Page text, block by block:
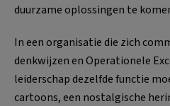
duurzame oplossingen te
In een organisatie die zich
denkwijzen en Operationele
leiderschap dezelfde functie
cartoons, een nostalgische